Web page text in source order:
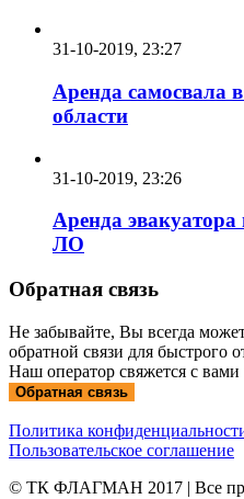
31-10-2019, 23:27
Аренда самосвала
области
31-10-2019, 23:26
Аренда
ЛО
Обратная связь
Не забывайте, Вы всегда
обратной связи для быстрого
Наш оператор свяжется с
Обратная связь
Политика
Пользовательское соглашение
© ТК ФЛАГМАН 2017 | Все